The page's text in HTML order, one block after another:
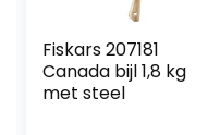
Fiskars 207181
Canada bijl 1,8 kg
met steel